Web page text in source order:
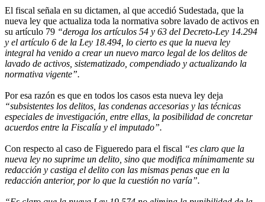
El fiscal señala en su dictamen, al que accedió Sudestada, que la
nueva ley que actualiza toda la normativa sobre lavado de activos en
su artículo 79 “deroga los artículos 54 y 63 del Decreto-Ley 14.294
y el artículo 6 de la Ley 18.494, lo cierto es que la nueva ley
integral ha venido a crear un nuevo marco legal de los delitos de
lavado de activos, sistematizado, compendiado y actualizando la
normativa vigente”.
Por esa razón es que en todos los casos esta nueva ley deja
“subsistentes los delitos, las condenas accesorias y las técnicas
especiales de investigación, entre ellas, la posibilidad de concretar
acuerdos entre la Fiscalía y el imputado”.
Con respecto al caso de Figueredo para el fiscal “es claro que la
nueva ley no suprime un delito, sino que modifica mínimamente su
redacción y castiga el delito con las mismas penas que en la
redacción anterior, por lo que la cuestión no varía”.